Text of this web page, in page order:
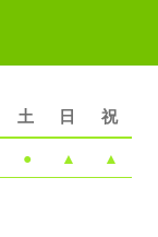
土 日 祝
● ▲ ▲